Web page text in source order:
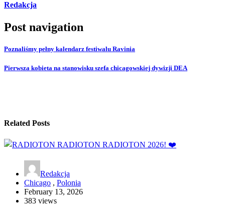
Redakcja
Post navigation
Poznaliśmy pełny kalendarz festiwalu Ravinia
Pierwsza kobieta na stanowisku szefa chicagowskiej dywizji DEA
Related Posts
Redakcja
Chicago , Polonia
February 13, 2026
383 views